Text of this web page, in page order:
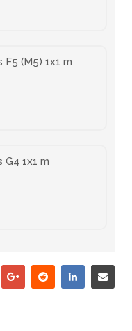
F5 (M5) 1x1 m
G4 1x1 m